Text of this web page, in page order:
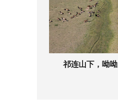
祁连山下，呦